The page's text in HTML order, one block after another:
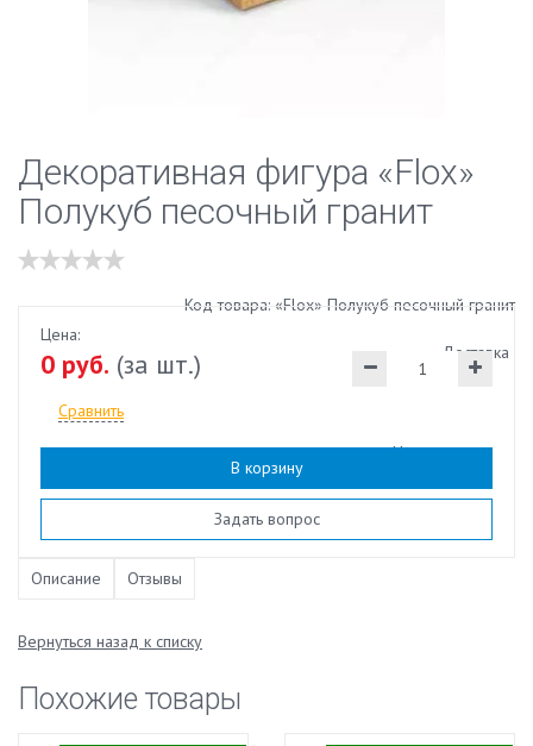
Декоративная фигура «Flox»
Полукуб песочный гранит
Наличие:есть
Код товара: «Flox» Полукуб песочный гранит
Доставка
Цена:
0 руб. (за шт.)
Сравнить
В корзину
Задать вопрос
Описание Отзывы
Вернуться назад к списку
Похожие товары